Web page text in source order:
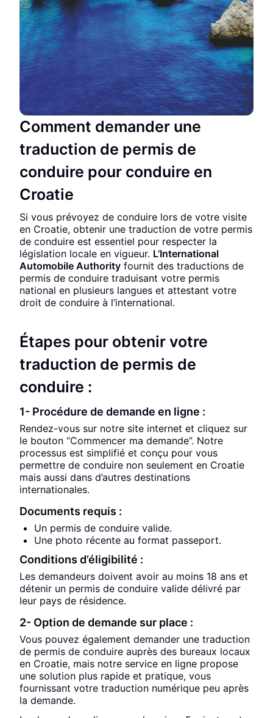
Comment demander une
traduction de permis de
conduire pour conduire en
Croatie
Si vous prévoyez de conduire lors de votre visite
en Croatie, obtenir une traduction de votre permis
de conduire est essentiel pour respecter la
législation locale en vigueur. L’International
Automobile Authority fournit des traductions de
permis de conduire traduisant votre permis
national en plusieurs langues et attestant votre
droit de conduire à l’international.
Étapes pour obtenir votre
traduction de permis de
conduire :
1- Procédure de demande en ligne :
Rendez-vous sur notre site internet et cliquez sur
le bouton “Commencer ma demande”. Notre
processus est simplifié et conçu pour vous
permettre de conduire non seulement en Croatie
mais aussi dans d’autres destinations
internationales.
Documents requis :
Un permis de conduire valide.
Une photo récente au format passeport.
Conditions d’éligibilité :
Les demandeurs doivent avoir au moins 18 ans et
détenir un permis de conduire valide délivré par
leur pays de résidence.
2- Option de demande sur place :
Vous pouvez également demander une traduction
de permis de conduire auprès des bureaux locaux
en Croatie, mais notre service en ligne propose
une solution plus rapide et pratique, vous
fournissant votre traduction numérique peu après
la demande.